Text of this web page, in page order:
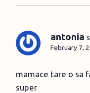
antonia
February 7,
mamace tare o sa
super